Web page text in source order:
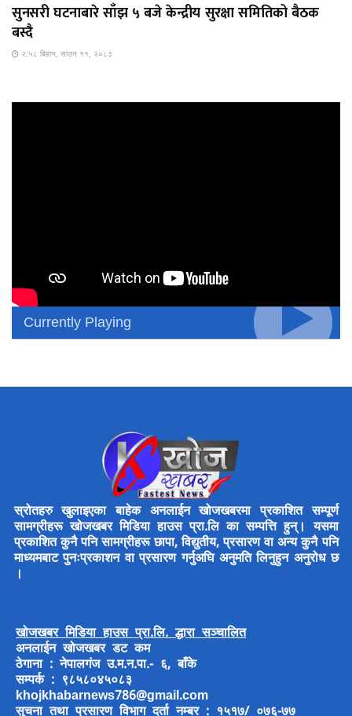
सुनसरी घटनाबारे साँझ ५ बजे केन्द्रीय सुरक्षा समितिको बैठक
बस्दै
२:५८ बिहान, साउन ११, २०८३
Currently Playing
स्रोतहरु खुलाइएका बाहेक अनलाईन खोजखबरमा प्रकाशित सम्पूर्ण
सामग्रीहरू खोजखबर मिडिया हाउस प्रा.लि का सम्पत्ति हुन्। यसमा
प्रकाशित कुनै पनि सामग्रीहरू छापा, विद्युतीय, प्रसारण वा अन्य कुनै पनि
माध्यमबाट पुनःप्रकाशन वा प्रसारण गर्नुअघि अनुमति लिनुहुन अनुरोध छ
।
खोजखबर मिडिया हाउस प्रा.लि. द्धारा सञ्चालित
अनलाईन खोजखबर डट कम
ठेगाना : नेपालगंज उ.म.न.पा.- ६, बाँके
सम्पर्क : ९८५८०४५०८३
khojkhabarnews786@gmail.com
सुचना तथा प्रसारण विभाग दर्ता नम्बर : १५१७/ ०७६-७७